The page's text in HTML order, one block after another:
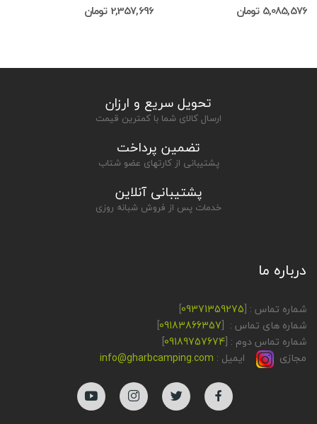
2,357,696 تومان 5,085,576 تومان
تحویل سریع و ارزان
ارسال کالای شما با کمترین قیمت
تضمین پرداخت
پشتیبانی از کارتهای عضو شتاب
پشتیبانی آنلاین
خدمات پس از فروش شبانه روزی
درباره ما
شماره تماس : [09371359275
]
شماره های تماس : [09183866357
]
شماره تماس دوم : [09189757674
]
مجازی
ایمیل : info@gharbcamping.com